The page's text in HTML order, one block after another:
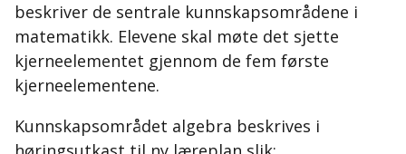
beskriver de sentrale kunnskapsområdene i
matematikk. Elevene skal møte det sjette
kjerneelementet gjennom de fem første
kjerneelementene.
Kunnskapsområdet algebra beskrives i